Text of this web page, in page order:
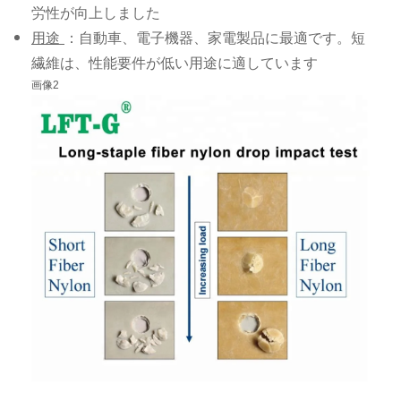
労性が向上しました
用途 ：自動車、電子機器、家電製品に最適です。短
繊維は、性能要件が低い用途に適しています
画像2